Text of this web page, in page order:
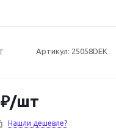
Артикул: 25058DEK
₽/шт
Нашли дешевле?